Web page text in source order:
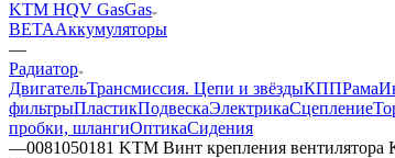
KTM HQV GasGas
BETAАккумуляторы
—
Радиатор
ДвигательТрансмиссия. Цепи и звёздыКППРама
фильтрыПластикПодвескаЭлектрикаСцепление
пробки, шлангиОптикаСидения
—0081050181 KTM Винт крепления вентилятора